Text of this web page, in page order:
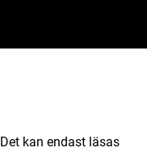
kan endast läsas